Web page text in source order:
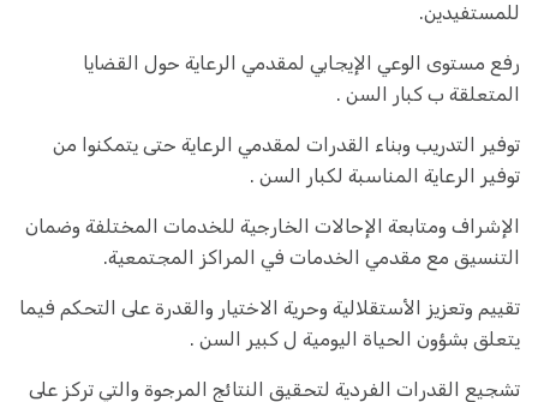
للمستفيدين.
رفع مستوى الوعي الإيجابي لمقدمي الرعاية حول القضايا
المتعلقة ب كبار السن .
توفير التدريب وبناء القدرات لمقدمي الرعاية حتى يتمكنوا من
توفير الرعاية المناسبة لكبار السن .
الإشراف ومتابعة الإحالات الخارجية للخدمات المختلفة وضمان
التنسيق مع مقدمي الخدمات في المراكز المجتمعية.
تقييم وتعزيز الأستقلالية وحرية الاختيار والقدرة على التحكم فيما
يتعلق بشؤون الحياة اليومية ل كبير السن .
تشجيع القدرات الفردية لتحقيق النتائج المرجوة والتي تركز على